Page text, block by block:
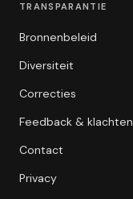
TRANSPARANTIE
Bronnenbeleid
Diversiteit
Correcties
Feedback & klachten
Contact
Privacy